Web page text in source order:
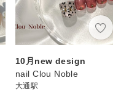
10月new design
nail Clou Noble
大通駅